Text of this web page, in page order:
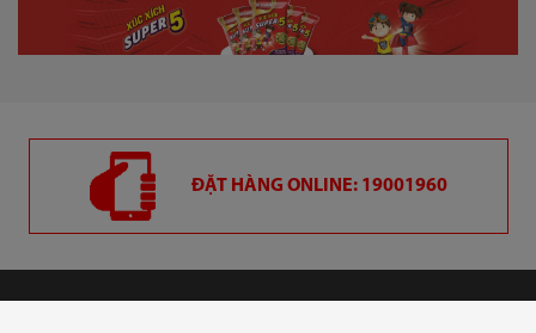
ĐẶT HÀNG ONLINE: 19001960